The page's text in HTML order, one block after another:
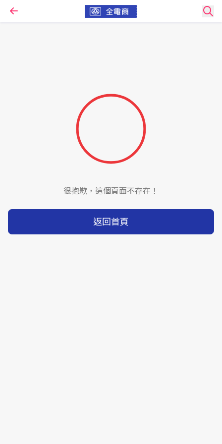
很抱歉，這個頁面不存在！
返回首頁